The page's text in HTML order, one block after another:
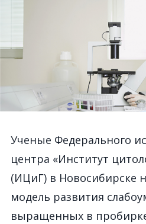
Ученые Федерального
центра «Институт
(ИЦиГ) в Новосибирске
модель развития
выращенных в